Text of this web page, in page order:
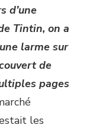
d’une
Tintin, on a
larme sur
de
pages
les